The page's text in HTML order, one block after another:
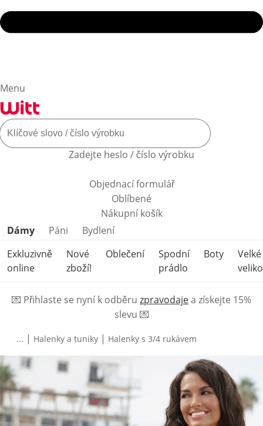
Menu
Zadejte heslo / číslo výrobku
Objednací formulář
Oblíbené
Nákupní košík
Přeskočit kategorie produktů
Dámy Páni
Bydlení
Exkluzivně
online
Nové
zboží!
Oblečení
Spodní
prádlo
Boty
Velké
💌 Přihlaste se nyní k odběru zpravodajea získejte 15%
slevu 💌
... | Halenky a tuniky | Halenky s 3/4 rukávem